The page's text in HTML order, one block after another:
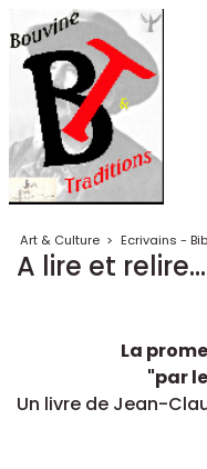
Art & Culture > Ecrivains -
A lire et relire...
La
"par
Un livre de Jean-